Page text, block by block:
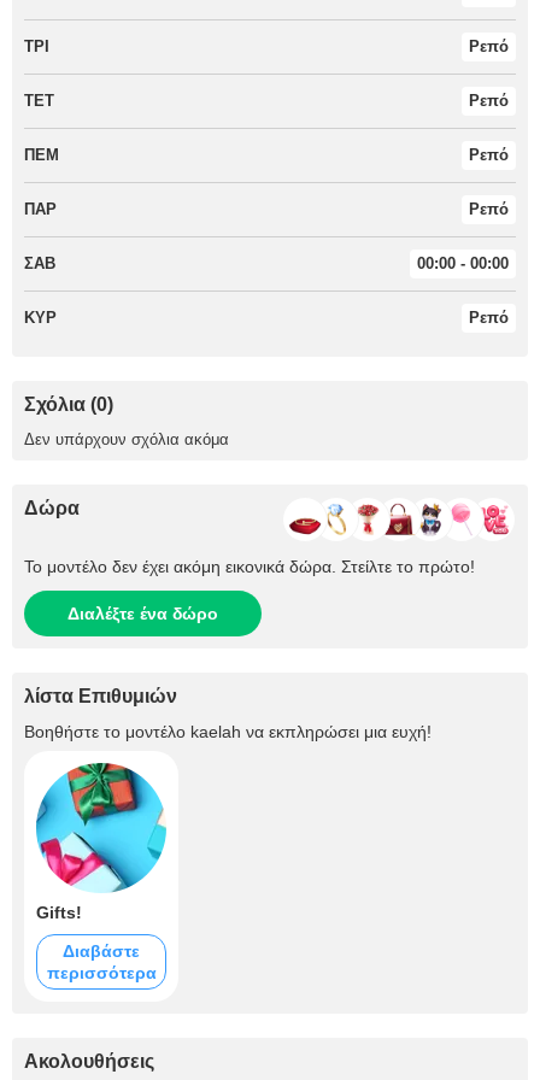
ΤΡΙ Ρεπό
ΤΕΤ Ρεπό
ΠΕΜ Ρεπό
ΠΑΡ Ρεπό
ΣΑΒ 00:00 - 00:00
ΚΥΡ Ρεπό
Σχόλια (0)
Δεν υπάρχουν σχόλια ακόμα
Δώρα
Το μοντέλο δεν έχει ακόμη εικονικά δώρα. Στείλτε το πρώτο!
Διαλέξτε ένα δώρο
λίστα Επιθυμιών
Βοηθήστε το μοντέλο kaelah να εκπληρώσει μια ευχή!
Gifts!
Διαβάστε
περισσότερα
Ακολουθήσεις